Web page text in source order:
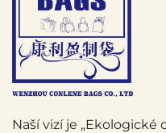
Naší vizí je „Ekologické